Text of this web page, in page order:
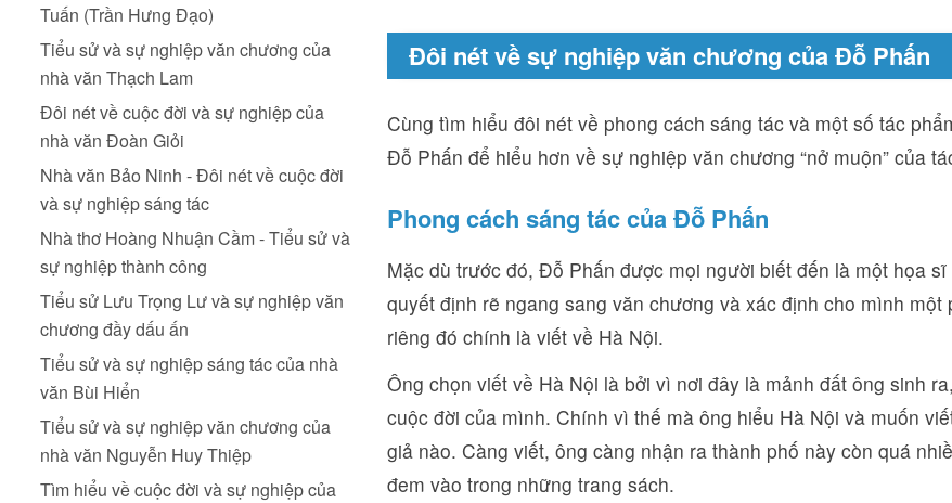
Tuấn (Trần Hưng Đạo)
Tiểu sử và sự nghiệp văn chương của
nhà văn Thạch Lam
Đôi nét về cuộc đời và sự nghiệp của
nhà văn Đoàn Giỏi
Nhà văn Bảo Ninh - Đôi nét về cuộc đời
và sự nghiệp sáng tác
Nhà thơ Hoàng Nhuận Cầm - Tiểu sử và
sự nghiệp thành công
Tiểu sử Lưu Trọng Lư và sự nghiệp văn
chương đầy dấu ấn
Tiểu sử và sự nghiệp sáng tác của nhà
văn Bùi Hiển
Tiểu sử và sự nghiệp văn chương của
nhà văn Nguyễn Huy Thiệp
Tìm hiểu về cuộc đời và sự nghiệp của
Đôi nét về sự nghiệp văn chương của Đỗ Phấn
Cùng tìm hiểu đôi nét về phong cách sáng tác và một số tác
Đỗ Phấn để hiểu hơn về sự nghiệp văn chương “nở muộn” của
Phong cách sáng tác của Đỗ Phấn
Mặc dù trước đó, Đỗ Phấn được mọi người biết đến là một họa
quyết định rẽ ngang sang văn chương và xác định cho mình một
riêng đó chính là viết về Hà Nội.
Ông chọn viết về Hà Nội là bởi vì nơi đây là mảnh đất ông sinh
cuộc đời của mình. Chính vì thế mà ông hiểu Hà Nội và muốn
giả nào. Càng viết, ông càng nhận ra thành phố này còn quá
đem vào trong những trang sách.